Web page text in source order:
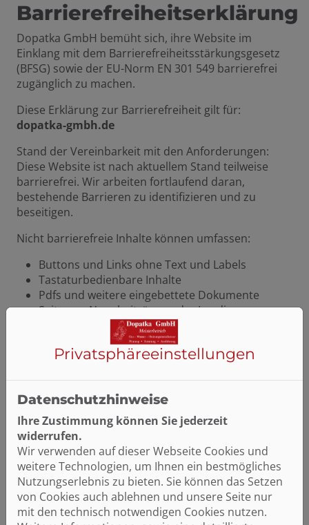
Barrierefreiheitserklärung
Dopatka GmbH bemüht sich, ihre Website im
Einklang mit dem Barrierefreiheitsstärkungsgesetz
(BFSG) sowie der EU-Norm EN 301 549 barrierefrei
zugänglich zu machen.
Diese Erklärung zur Barrierefreiheit gilt für:
dopatka-gmbh.de
Stand der Vereinbarkeit mit den Anforderungen:
Diese Website ist nach aktuellem Stand teilweise
barrierefrei. Wir arbeiten fortlaufend daran,
bestehende Barrieren zu identifizieren und zu
beseitigen.
Nicht barrierefreie Inhalte können umfassen:
Buttons und Links ohne Text und Labels
Tastaturbedienbare Inhalte
Pdfs und weitere eingebettete Dokumente
Seiten zu Newsbeiträgen oder Landingpages
Audioinhalte ohne Untertitel oder Transkription
Nicht ausreichender Kontrast, u.a. bei Text vor
Bildern
Assistenten
Feedback und Kontakt: Wenn Ihnen Barrieren
auffallen oder Sie Probleme bei der Nutzung unserer
Website haben, freuen wir uns über Ihre
Rückmeldung:info@dopatka-gmbh.de
Schlichtungsverfahren: Sollten Sie innerhalb eines
angemessenen Zeitraums keine zufriedenstellende
Privatsphäre­einstellungen
Datenschutzhinweise
Ihre Zustimmung können Sie jederzeit
widerrufen.
Wir verwenden auf dieser Webseite Cookies und
weitere Technologien, um Ihnen ein bestmögliches
Nutzungserlebnis zu bieten. Sie können das Setzen
von Cookies auch ablehnen und unsere Seite nur
mit den technisch notwendigen Cookies nutzen.